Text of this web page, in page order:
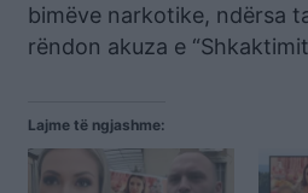
bimëve narkotike, ndërsa
rëndon akuza e
Lajme të ngjashme: